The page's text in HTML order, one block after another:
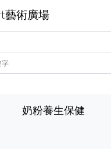
藝術廣場
奶粉養生保健